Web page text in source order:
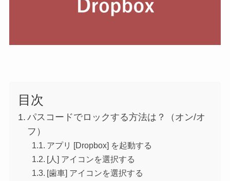
目次
パスコードでロックする方法は？（オン/オ
フ）
アプリ [Dropbox] を起動する
[人] アイコンを選択する
[歯車] アイコンを選択する